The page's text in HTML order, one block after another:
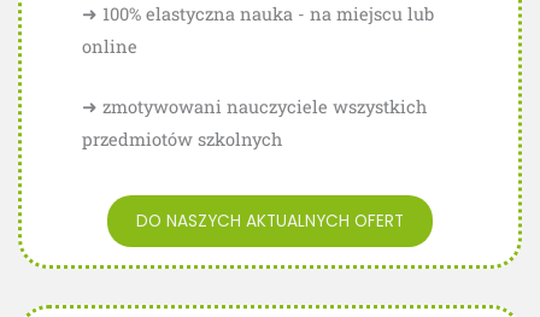
➜ 100% elastyczna nauka - na miejscu lub
online
➜ zmotywowani nauczyciele wszystkich
przedmiotów szkolnych
DO NASZYCH AKTUALNYCH OFERT